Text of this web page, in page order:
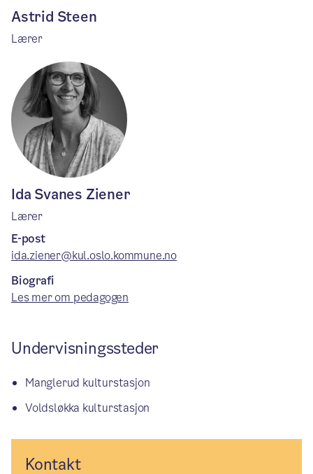
Astrid Steen
Lærer
Ida Svanes Ziener
Lærer
E-post
ida.ziener@kul.oslo.kommune.no
Biografi
Les mer om pedagogen
Undervisningssteder
Manglerud kulturstasjon
Voldsløkka kulturstasjon
Kontakt